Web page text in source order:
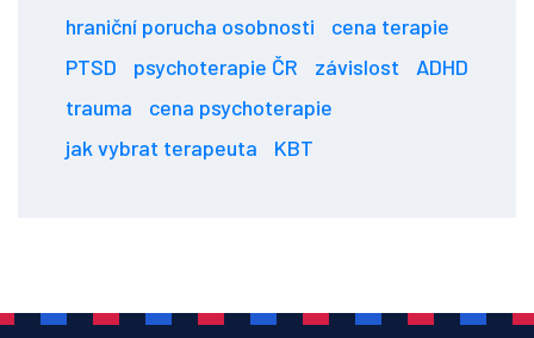
hraniční porucha osobnosti
cena terapie
PTSD
psychoterapie ČR závislost
ADHD
trauma
cena psychoterapie
jak vybrat terapeuta
KBT